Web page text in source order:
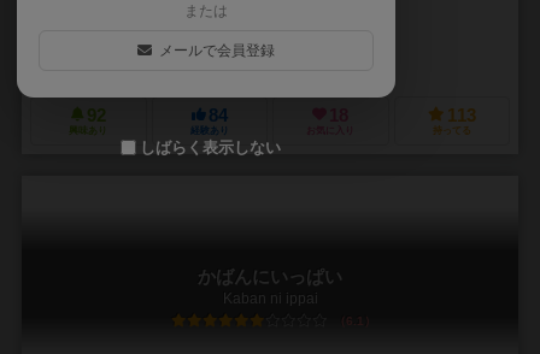
上杉 真人（Masato Uesugi）
びーじーえむ（BGM）
92
興味あり
84
経験あり
113
持ってる
かばんにいっぱい
Kaban ni ippai
6.1
または
メールで会員登録
しばらく表示しない